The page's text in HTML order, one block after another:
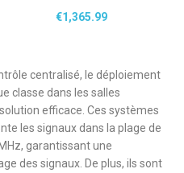
€1,365.99
centralisé, le déploiement
classe dans les salles
efficace. Ces systèmes
les signaux dans la plage de
garantissant une
des signaux. De plus, ils sont